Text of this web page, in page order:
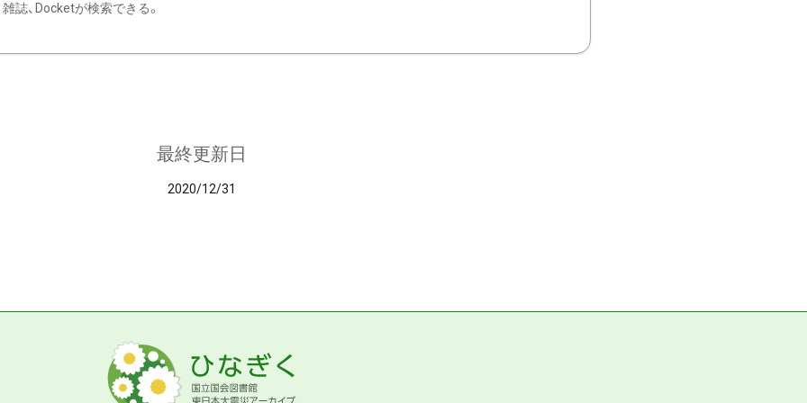
雑誌、Docketが検索できる。
最終更新日
2020/12/31